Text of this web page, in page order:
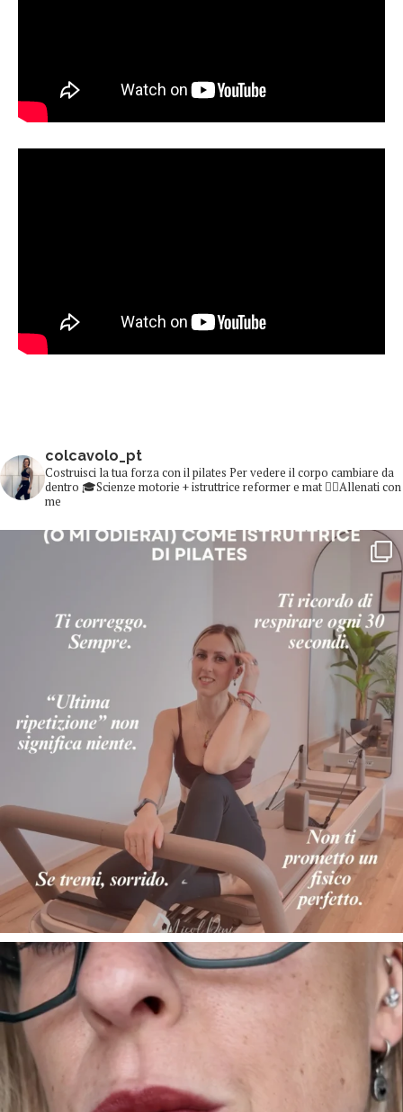
colcavolo_pt
Costruisci la tua forza con il pilates Per vedere il corpo cambiare da
dentro 🎓Scienze motorie + istruttrice reformer e mat 👇🏻Allenati con
me